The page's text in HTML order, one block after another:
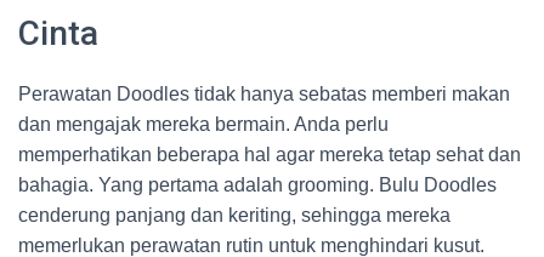
Cinta
Perawatan Doodles tidak hanya sebatas memberi makan
dan mengajak mereka bermain. Anda perlu
memperhatikan beberapa hal agar mereka tetap sehat dan
bahagia. Yang pertama adalah grooming. Bulu Doodles
cenderung panjang dan keriting, sehingga mereka
memerlukan perawatan rutin untuk menghindari kusut.